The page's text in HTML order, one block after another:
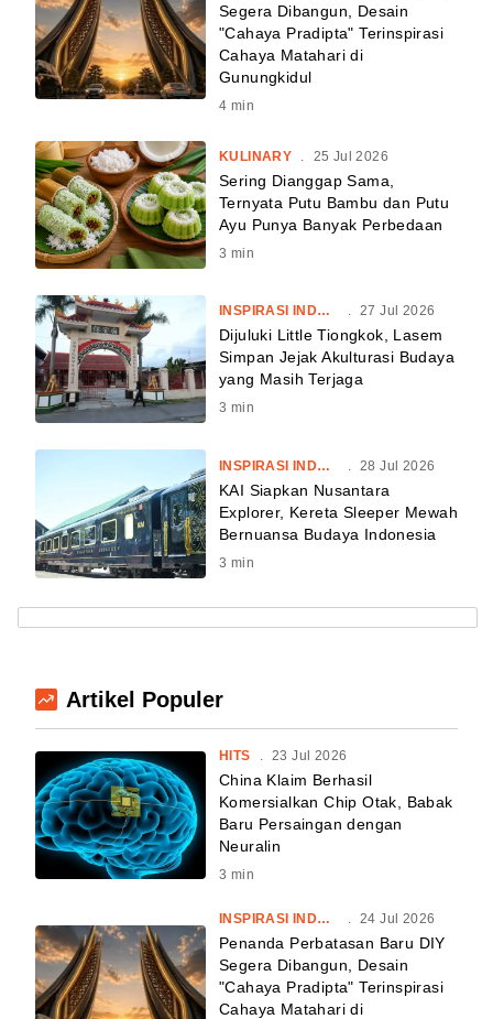
Segera Dibangun, Desain
"Cahaya Pradipta" Terinspirasi
Cahaya Matahari di
Gunungkidul
4 min
KULINARY . 25 Jul 2026
Sering Dianggap Sama,
Ternyata Putu Bambu dan Putu
Ayu Punya Banyak Perbedaan
3 min
INSPIRASI INDONESIA . 27 Jul 2026
Dijuluki Little Tiongkok, Lasem
Simpan Jejak Akulturasi Budaya
yang Masih Terjaga
3 min
INSPIRASI INDONESIA 28 Jul 2026
KAI Siapkan Nusantara
Explorer, Kereta Sleeper Mewah
Bernuansa Budaya Indonesia
3 min
Artikel Populer
HITS 23 Jul 2026
China Klaim Berhasil
Komersialkan Chip Otak, Babak
Baru Persaingan dengan
Neuralin
3 min
INSPIRASI INDONESIA 24 Jul 2026
Penanda Perbatasan Baru DIY
Segera Dibangun, Desain
"Cahaya Pradipta" Terinspirasi
Cahaya Matahari di